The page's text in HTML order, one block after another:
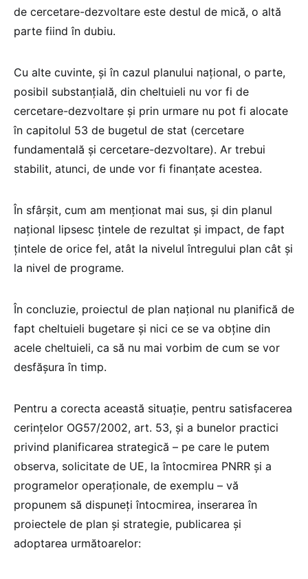
de cercetare-dezvoltare este destul de mică, o altă
parte fiind în dubiu.
Cu alte cuvinte, și în cazul planului național, o parte,
posibil substanțială, din cheltuieli nu vor fi de
cercetare-dezvoltare și prin urmare nu pot fi alocate
în capitolul 53 de bugetul de stat (cercetare
fundamentală și cercetare-dezvoltare). Ar trebui
stabilit, atunci, de unde vor fi finanțate acestea.
În sfârșit, cum am menționat mai sus, și din planul
național lipsesc țintele de rezultat și impact, de fapt
țintele de orice fel, atât la nivelul întregului plan cât și
la nivel de programe.
În concluzie, proiectul de plan național nu planifică de
fapt cheltuieli bugetare și nici ce se va obține din
acele cheltuieli, ca să nu mai vorbim de cum se vor
desfășura în timp.
Pentru a corecta această situație, pentru satisfacerea
cerințelor OG57/2002, art. 53, și a bunelor practici
privind planificarea strategică – pe care le putem
observa, solicitate de UE, la întocmirea PNRR și a
programelor operaționale, de exemplu – vă
propunem să dispuneți întocmirea, inserarea în
proiectele de plan și strategie, publicarea și
adoptarea următoarelor: